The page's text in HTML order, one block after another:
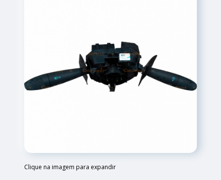
Clique na imagem para expandir